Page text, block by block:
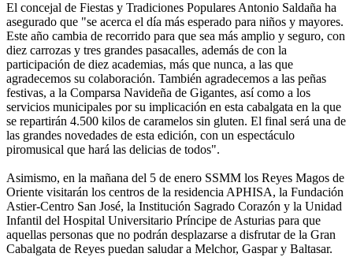
El concejal de Fiestas y Tradiciones Populares Antonio Saldaña ha
asegurado que "se acerca el día más esperado para niños y mayores.
Este año cambia de recorrido para que sea más amplio y seguro, con
diez carrozas y tres grandes pasacalles, además de con la
participación de diez academias, más que nunca, a las que
agradecemos su colaboración. También agradecemos a las peñas
festivas, a la Comparsa Navideña de Gigantes, así como a los
servicios municipales por su implicación en esta cabalgata en la que
se repartirán 4.500 kilos de caramelos sin gluten. El final será una de
las grandes novedades de esta edición, con un espectáculo
piromusical que hará las delicias de todos".
Asimismo, en la mañana del 5 de enero SSMM los Reyes Magos de
Oriente visitarán los centros de la residencia APHISA, la Fundación
Astier-Centro San José, la Institución Sagrado Corazón y la Unidad
Infantil del Hospital Universitario Príncipe de Asturias para que
aquellas personas que no podrán desplazarse a disfrutar de la Gran
Cabalgata de Reyes puedan saludar a Melchor, Gaspar y Baltasar.